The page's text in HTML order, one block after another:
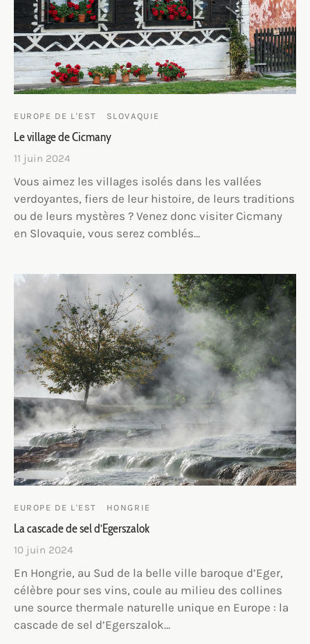
EUROPE DE L'EST SLOVAQUIE
Le village de Cicmany
11 juin 2024
Vous aimez les villages isolés dans les vallées
verdoyantes, fiers de leur histoire, de leurs traditions
ou de leurs mystères ? Venez donc visiter Cicmany
en Slovaquie, vous serez comblés…
EUROPE DE L'EST HONGRIE
La cascade de sel d’Egerszalok
10 juin 2024
En Hongrie, au Sud de la belle ville baroque d’Eger,
célèbre pour ses vins, coule au milieu des collines
une source thermale naturelle unique en Europe : la
cascade de sel d’Egerszalok…